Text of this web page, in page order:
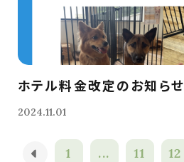
ホテル料金改定のお知らせ
2024.11.01
1 ... 11 12